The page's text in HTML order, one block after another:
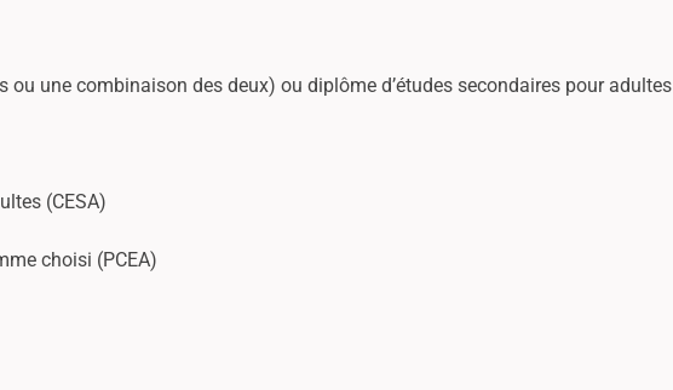
ou une combinaison des deux) ou diplôme d’études secondaires pour adultes
(CESA)
choisi (PCEA)